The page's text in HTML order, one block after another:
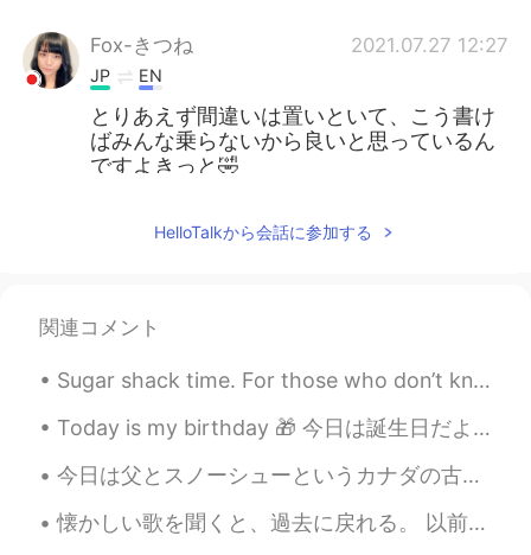
Fox-きつね 2021.07.27 12:27
JP EN
とりあえず間違いは置いといて、こう書け
ばみんな乗らないから良いと思っているん
ですよきっと🤣
EN
Uni
た。 You may not go to とも、ちょっと違
JP EN
HelloTalkから会話に参加する
関連コメント
Sugar shack time. For those who don’t know.. In cold climates, maple trees store starch in their ...
Today is my birthday 🎁 今日は誕生日だよ🎉 Aujourd’hui c’est mon anniversaire 🥳 21 years old 21歳だよ 21 a...
今日は父とスノーシューというカナダの古いスポーツをした！雪は積もったら雪の正面に歩けないからこの大きな靴を履く。雪靴を履いて雪面を踏むと、体重が分散されて雪の中に深く沈むことはない。2時間くらい...
懐かしい歌を聞くと、過去に戻れる。 以前、私は日本に住んでいました。 目をつぶってあの曲を聞くと、日本を思い出す。 ① 情熱大陸のテーマ 工場では毎日「安全の時間」に流れたので社員生活を思い出...